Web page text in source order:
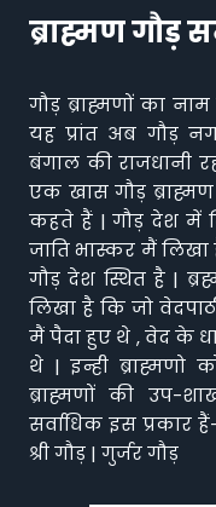
ब्राह्मण गौड़
गौड़ ब्राह्मणों का
यह प्रांत अब गौड़
बंगाल की राजधानी
एक खास गौड़
कहते हैं | गौड़ देश में
जाति भास्कर मैं
गौड़ देश स्थित है |
लिखा है कि जो वेदपाठी
मैं पैदा हुए थे , वेद के
थे | इन्ही ब्राह्मणो
ब्राह्मणों की उप-
सर्वाधिक इस प्रकार
श्री गौड़ | गुर्जर गौड़